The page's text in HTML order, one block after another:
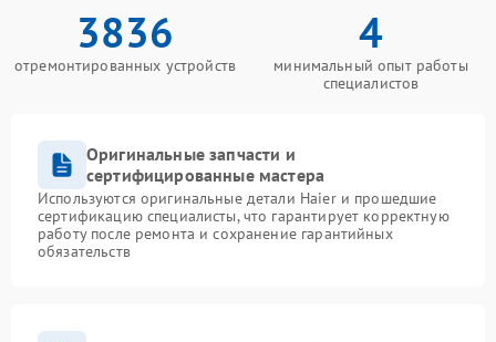
3836
отремонтированных устройств
4
минимальный опыт работы
специалистов
Оригинальные запчасти и
сертифицированные мастера
Используются оригинальные детали Haier и прошедшие
сертификацию специалисты, что гарантирует корректную
работу после ремонта и сохранение гарантийных
обязательств